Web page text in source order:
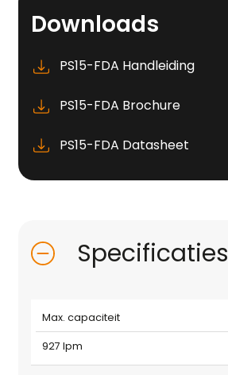
Downloads
PS15-FDA Handleiding
PS15-FDA Brochure
PS15-FDA Datasheet
Specificaties
Max. capaciteit
927 lpm